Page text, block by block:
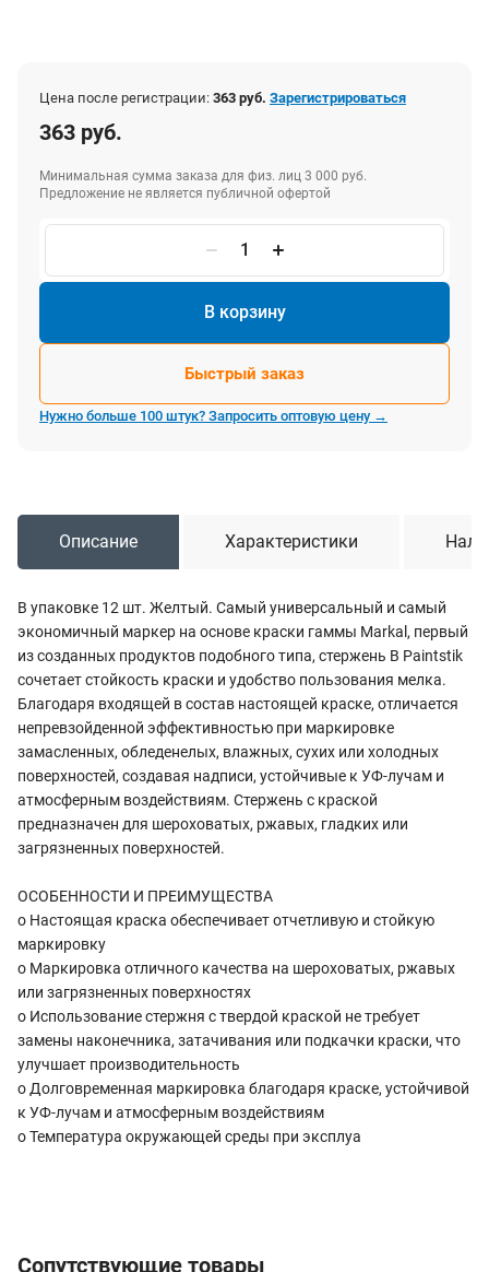
Цена после регистрации: 363 руб. Зарегистрироваться
363 руб.
Минимальная сумма заказа для физ. лиц 3 000 руб.
Предложение не является публичной офертой
В корзину
Быстрый заказ
Нужно больше 100 штук? Запросить оптовую цену →
Описание Характеристики
В упаковке 12 шт. Желтый. Самый универсальный и самый
экономичный маркер на основе краски гаммы Markal, первый
из созданных продуктов подобного типа, стержень B Paintstik
сочетает стойкость краски и удобство пользования мелка.
Благодаря входящей в состав настоящей краске, отличается
непревзойденной эффективностью при маркировке
замасленных, обледенелых, влажных, сухих или холодных
поверхностей, создавая надписи, устойчивые к УФ-лучам и
атмосферным воздействиям. Стержень с краской
предназначен для шероховатых, ржавых, гладких или
загрязненных поверхностей.
ОСОБЕННОСТИ И ПРЕИМУЩЕСТВА
o Настоящая краска обеспечивает отчетливую и стойкую
маркировку
o Маркировка отличного качества на шероховатых, ржавых
или загрязненных поверхностях
o Использование стержня с твердой краской не требует
замены наконечника, затачивания или подкачки краски, что
улучшает производительность
o Долговременная маркировка благодаря краске, устойчивой
к УФ-лучам и атмосферным воздействиям
o Температура окружающей среды при эксплуа
Сопутствующие товары